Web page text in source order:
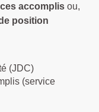
accomplis ou,
position
(JDC)
(service